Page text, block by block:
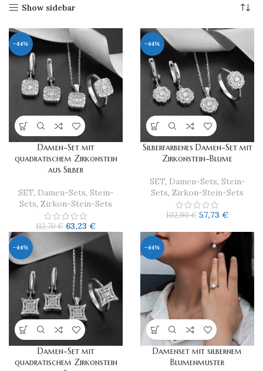
Show sidebar
-44%
Damen-Set mit
quadratischem Zirkonstein
aus Silber
SET, Damen-Sets, Stein-
Sets, Zirkon-Stein-Sets
112,70€ 63,23 €
-44%
Silberfarbenes Damen-Set mit
Zirkonstein-Blume
SET, Damen-Sets, Stein-
Sets, Zirkon-Stein-Sets
102,90€ 57,73 €
-44%
Damen-Set mit
quadratischem Zirkonstein
-44%
​Damenset mit silbernem
Blumenmuster